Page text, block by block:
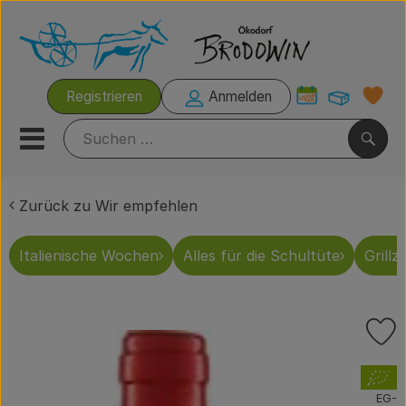
Registrieren Anmelden
Mobiles Menu öffnen oder
Rezeptkisten
Wir empfehlen
Zurück zu Wir empfehlen
Italienische Wochen Alles für die Schultüte
, Verband:
EG-